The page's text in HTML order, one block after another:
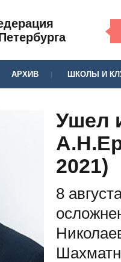
АРХИВ ШКОЛЫ И
Ушел
2021)
8